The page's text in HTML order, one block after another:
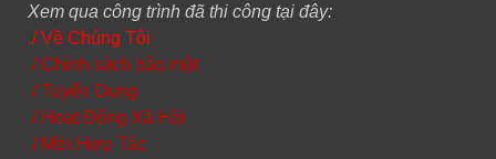
Xem qua công trình đã thi công tại đây:
./ Về Chúng Tôi
./ Chính sách bảo mật
./ Tuyển Dụng
./ Hoạt Động Xã Hội
./ Mời Hợp Tác